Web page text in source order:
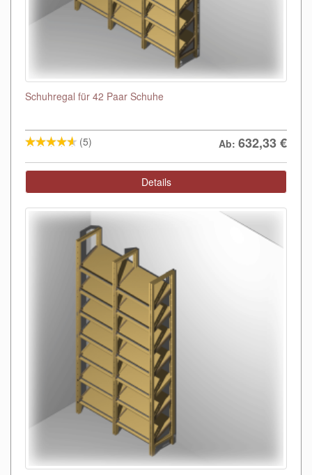
Schuhregal für 42 Paar Schuhe
(5) Ab: 632,33€
Details